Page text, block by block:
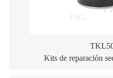
Kits de reparación